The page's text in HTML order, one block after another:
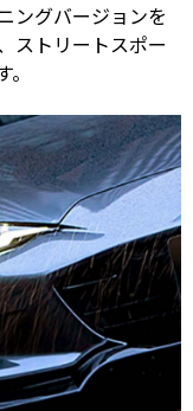
ングバージョンを
ストリートスポー